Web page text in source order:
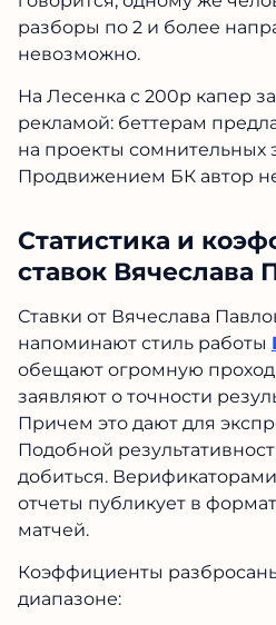
не говорится, одному же
надежные разборы по 2 и
направлениям невозможно.
На Лесенка с 200р капер
рекламой: беттерам
подписываться на проекты
экспертов. Продвижением
Статистика и
ставок Вячеслава
Ставки от Вячеслава
напоминают стиль работы
тоже обещают огромную
Аудитории заявляют о
на уровне 98%! Причем
экспрессов с КФ 10!
результативности
Верификаторами автор не
публикует в формате
матчей.